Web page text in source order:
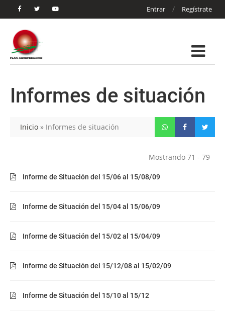
Entrar / Regístrate
Informes de situación
Inicio » Informes de situación
Mostrando 71 - 79
Informe de Situación del 15/06 al 15/08/09
Informe de Situación del 15/04 al 15/06/09
Informe de Situación del 15/02 al 15/04/09
Informe de Situación del 15/12/08 al 15/02/09
Informe de Situación del 15/10 al 15/12